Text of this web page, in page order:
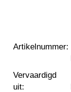
Artikelnummer:
Vervaardigd
uit: